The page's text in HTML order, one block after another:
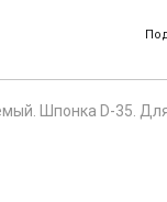
Шпонка D-35.